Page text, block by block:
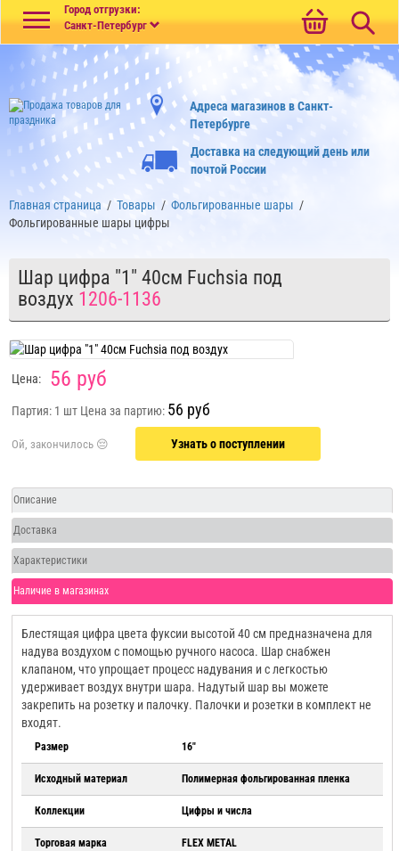
Город отгрузки:
Санкт-Петербург
Адреса магазинов в Санкт-
Петербурге
Доставка на следующий день или
почтой России
Главная страница / Товары / Фольгированные шары /
Фольгированные шары цифры
Шар цифра "1" 40см Fuchsia под
воздух 1206-1136
Цена: 56 руб
Партия: 1 шт Цена за партию: 56 руб
Узнать о поступлении
Описание
Доставка
Характеристики
Наличие в магазинах
Блестящая цифра цвета фуксии высотой 40 см предназначена для
надува воздухом с помощью ручного насоса. Шар снабжен
клапаном, что упрощает процесс надувания и с легкостью
удерживает воздух внутри шара. Надутый шар вы можете
закрепить на розетку и палочку. Палочки и розетки в комплект не
входят.
Размер 16"
Исходный материал Полимерная фольгированная пленка
Коллекции Цифры и числа
Торговая марка FLEX METAL